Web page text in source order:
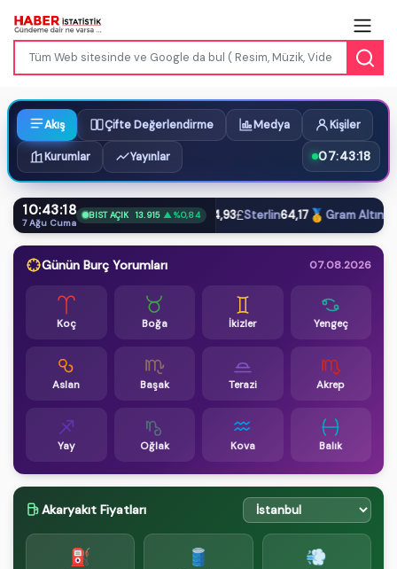
Akış Çifte Değerlendirme Medya Kişiler
Kurumlar Yayınlar 07:43:19
10:43:19
7 Ağu Cuma
BIST AÇIK 13.915 ▲ %0,84
$Dolar47,59€Euro54,93£Sterlin64,17🥇Gram Altın
Günün Burç Yorumları 07.08.2026
Koç Boğa İkizler Yengeç
Aslan Başak Terazi Akrep
Yay Oğlak Kova Balık
Akaryakıt Fiyatları
⛽ 🛢️ 💨